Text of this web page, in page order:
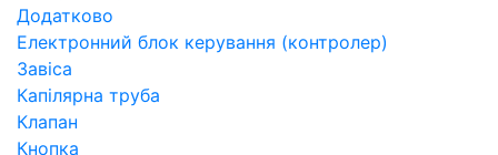
Додатково
Електронний блок керування (контролер)
Завіса
Капілярна труба
Клапан
Кнопка